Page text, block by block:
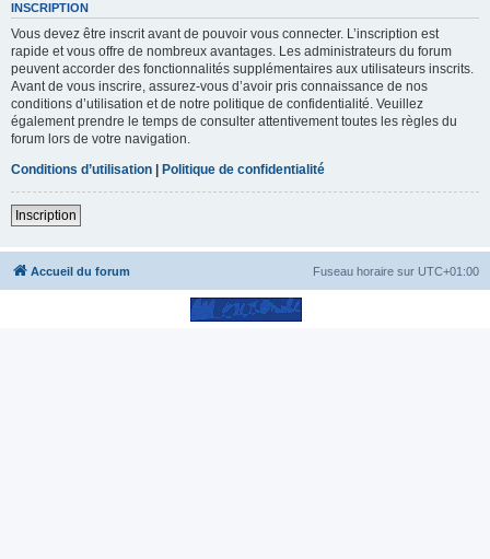
INSCRIPTION
Vous devez être inscrit avant de pouvoir vous connecter. L’inscription est
rapide et vous offre de nombreux avantages. Les administrateurs du forum
peuvent accorder des fonctionnalités supplémentaires aux utilisateurs inscrits.
Avant de vous inscrire, assurez-vous d’avoir pris connaissance de nos
conditions d’utilisation et de notre politique de confidentialité. Veuillez
également prendre le temps de consulter attentivement toutes les règles du
forum lors de votre navigation.
Conditions d’utilisation | Politique de confidentialité
Inscription
Accueil du forum Fuseau horaire sur UTC+01:00